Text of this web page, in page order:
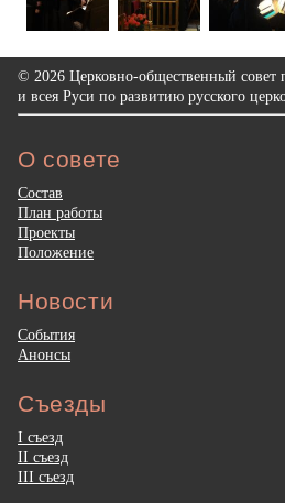
© 2026 Церковно-общественный совет
и всея Руси по развитию русского
О совете
Состав
План работы
Проекты
Положение
Новости
События
Анонсы
Съезды
I съезд
II съезд
III съезд